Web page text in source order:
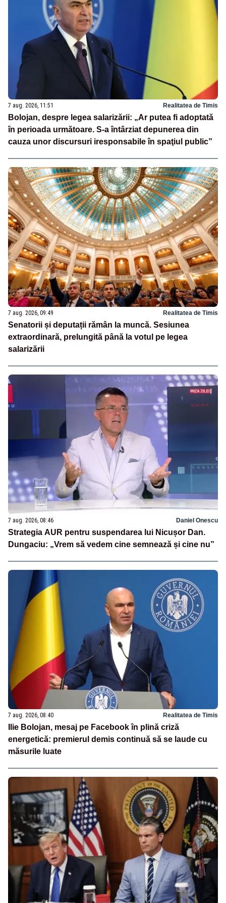
7 aug. 2026, 11:51 Realitatea de Timis
Bolojan, despre legea salarizării: „Ar putea fi adoptată
în perioada următoare. S-a întârziat depunerea din
cauza unor discursuri iresponsabile în spaţiul public”
7 aug. 2026, 09:49 Realitatea de Timis
Senatorii și deputații rămân la muncă. Sesiunea
extraordinară, prelungită până la votul pe legea
salarizării
7 aug. 2026, 08:46 Daniel Onescu
Strategia AUR pentru suspendarea lui Nicușor Dan.
Dungaciu: „Vrem să vedem cine semnează și cine nu”
7 aug. 2026, 08:40 Realitatea de Timis
Ilie Bolojan, mesaj pe Facebook în plină criză
energetică: premierul demis continuă să se laude cu
măsurile luate